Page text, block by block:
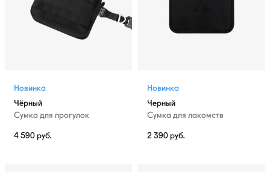
Новинка
Чёрный
Сумка для прогулок
4 590 руб.
Новинка
Черный
Сумка для лакомств
2 390 руб.